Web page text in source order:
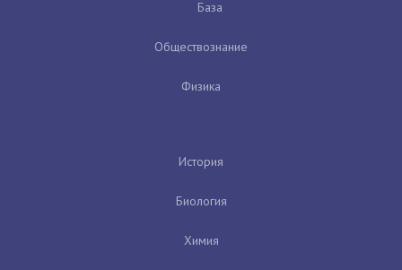
База
Обществознание
Физика
История
Биология
Химия